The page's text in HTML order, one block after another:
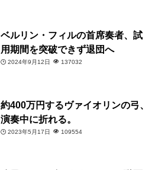
ベルリン・フィルの首席奏者、試
用期間を突破できず退団へ
2024年9月12日 137032
約400万円するヴァイオリンの弓、
演奏中に折れる。
2023年5月17日 109554